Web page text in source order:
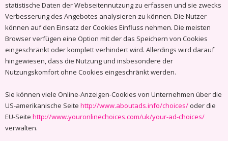
statistische Daten der Webseitennutzung zu erfassen und sie zwecks
Verbesserung des Angebotes analysieren zu können. Die Nutzer
können auf den Einsatz der Cookies Einfluss nehmen. Die meisten
Browser verfügen eine Option mit der das Speichern von Cookies
eingeschränkt oder komplett verhindert wird. Allerdings wird darauf
hingewiesen, dass die Nutzung und insbesondere der
Nutzungskomfort ohne Cookies eingeschränkt werden.
Sie können viele Online-Anzeigen-Cookies von Unternehmen über die
US-amerikanische Seite http://www.aboutads.info/choices/ oder die
EU-Seite http://www.youronlinechoices.com/uk/your-ad-choices/
verwalten.